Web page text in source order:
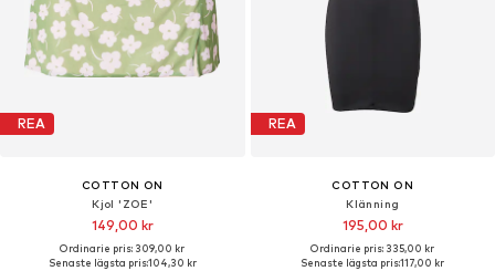
REA
COTTON ON
Kjol 'ZOE'
149,00 kr
Ordinarie pris: 309,00 kr
Senaste lägsta pris:104,30 kr
REA
COTTON ON
Klänning
195,00 kr
Ordinarie pris: 335,00 kr
Senaste lägsta pris:117,00 kr